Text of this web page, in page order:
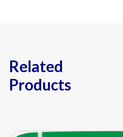
Related
Products